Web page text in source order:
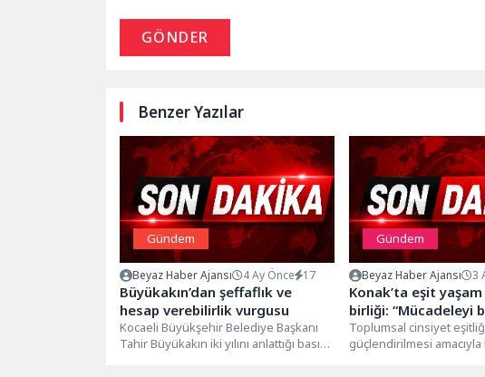
GÖNDER
Benzer Yazılar
Gündem
Beyaz Haber Ajansı 4 Ay Önce 17
Büyükakın’dan şeffaflık ve
hesap verebilirlik vurgusu
Kocaeli Büyükşehir Belediye Başkanı
Tahir Büyükakın iki yılını anlattığı basın
Gündem
Beyaz Haber Ajansı 3
Konak’ta eşit
birliği: “Mücadeleyi
büyüteceğiz”
Toplumsal cinsiyet
güçlendirilmesi